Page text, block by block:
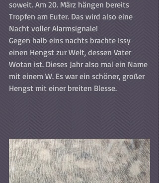
soweit. Am 20. März hängen bereits
Tropfen am Euter. Das wird also eine
Nacht voller Alarmsignale!
Gegen halb eins nachts brachte Issy
einen Hengst zur Welt, dessen Vater
Wotan ist. Dieses Jahr also mal ein Name
mit einem W. Es war ein schöner, großer
Hengst mit einer breiten Blesse.